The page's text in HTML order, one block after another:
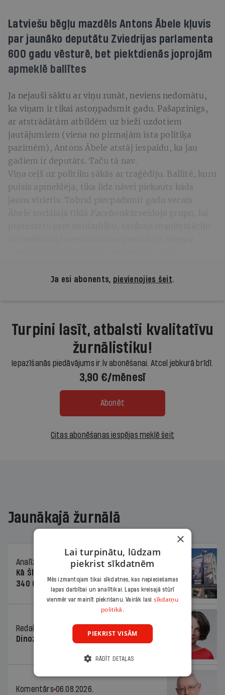
Latviešu bēgļu mazdēls Antons Ābele kļuvis
par jaunāko deputātu Zviedrijas parlamenta
600 gadu vēsturē, bet piektdienās joprojām
apmeklē ballītes
Ja nejauši sāktu ar viņu runāt, neviens nedomātu,
ka viņam ir tikai astoņpadsmit gadu. Pašapzinīgs,
ar atstrādātām atbildēm uz bieži uzdotiem
jautājumiem (viena no pirmajām īsta politiķa
pazīmēm), Antons Ābele atstāj iespaidu, ka jau
gadiem ir deputāts. Taču tā nav.
Viņa ceļš uz politiku sākās ar traģēdiju. Ballītē, kuru
puisis apmeklēja, tika līdz nāvei piekauts kāds
jauns vīrietis. Tobrīd piecpadsmit gadu vecais
Ābele sociālajā tīklā
Facebook
izveidoja grupu, lai
Ja esi abonents, pievienojies šeit.
Turpini lasīt, atbalsti kvalitatīvu
žurnālistiku!
Iepazīšanās piedāvājums ir.lv abonēšanai. Atcel jebkurā brīdī.
3,90 €/mēnesī
Abonēt
Citas abonēšanas iespējas meklē šeit
Jaunākajā žurnālā
Analīze
06.08.2026.
Kā Šlesera partija palika nesodīta par
340 000 vērtu reklāmas kampaņu
Redaktores sleja
06.08.2026.
Dinozaura triks
Komentārs 06.08.2026.
×
Lai turpinātu, lūdzam
piekrist sīkdatnēm
Mēs izmantojam tikai sīkdatnes, kas nepieciešamas
lapas darbībai un analītikai. Lapas kreisajā stūrī
vienmēr var mainīt piekrišanu. Vairāk lasi sīkdatņu
politikā.
PIEKRIST VISĀM
RĀDĪT DETAĻAS